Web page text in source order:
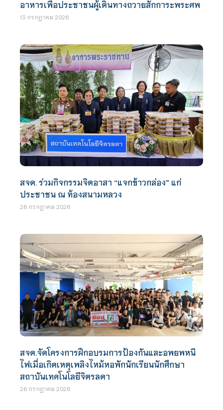
อาหารเพื่อประชาชนผู้เดินทางถวายสักการะพระศพ
13 กรกฎาคม 2026
สจด. ร่วมกิจกรรมจิตอาสา “แจกข้าวกล่อง” แก่
ประชาชน ณ ท้องสนามหลวง
26 กรกฎาคม 2026
สจด.จัดโครงการฝึกอบรมการป้องกันและอพยพหนี
ไฟเมื่อเกิดเหตุเพลิงไหม้หอพักนักเรียนนักศึกษา
สถาบันเทคโนโลยีจิตรลดา
26 กรกฎาคม 2026